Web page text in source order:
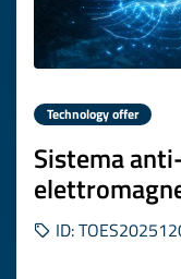
Technology offer
Sistema
ID: